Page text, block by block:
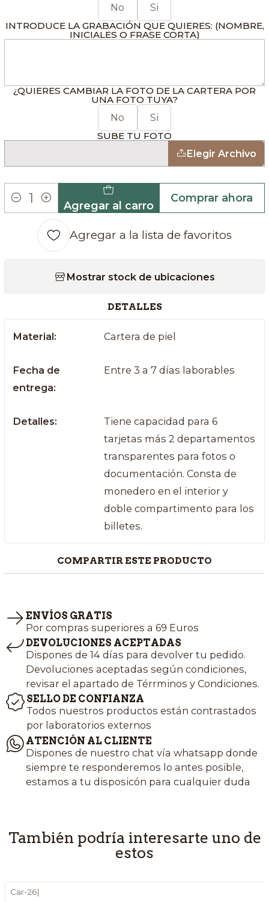
No Si
INTRODUCE LA GRABACIÓN QUE QUIERES: (NOMBRE,
INICIALES O FRASE CORTA)
¿QUIERES CAMBIAR LA FOTO DE LA CARTERA POR
UNA FOTO TUYA?
No Si
SUBE TU FOTO
Elegir Archivo
Cantidad Agregar al carro
Comprar ahora
Agregar a la lista de favoritos
Mostrar stock de ubicaciones
DETALLES
Material: Cartera de piel
Fecha de
entrega:
Entre 3 a 7 días laborables
Detalles:
Tiene capacidad para 6
tarjetas más 2 departamentos
transparentes para fotos o
documentación. Consta de
monedero en el interior y
doble compartimento para los
billetes.
COMPARTIR ESTE PRODUCTO
ENVÍOS GRATIS
Por compras superiores a 69 Euros
DEVOLUCIONES ACEPTADAS
Dispones de 14 días para devolver tu pedido.
Devoluciones aceptadas según condiciones,
revisar el apartado de Térrminos y Condiciones.
SELLO DE CONFIANZA
Todos nuestros productos están contrastados
por laboratorios externos
ATENCIÓN AL CLIENTE
Dispones de nuestro chat vía whatsapp donde
siempre te responderemos lo antes posible,
estamos a tu disposicón para cualquier duda
También podría interesarte uno de
estos
Car-26|